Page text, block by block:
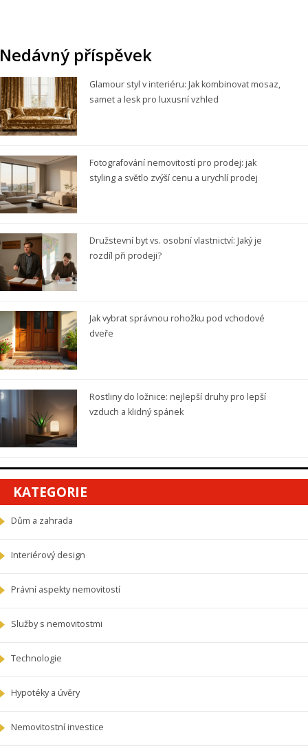
Nedávný příspěvek
Glamour styl v interiéru: Jak kombinovat mosaz,
samet a lesk pro luxusní vzhled
Fotografování nemovitostí pro prodej: jak
styling a světlo zvýší cenu a urychlí prodej
Družstevní byt vs. osobní vlastnictví: Jaký je
rozdíl při prodeji?
Jak vybrat správnou rohožku pod vchodové
dveře
Rostliny do ložnice: nejlepší druhy pro lepší
vzduch a klidný spánek
KATEGORIE
Dům a zahrada
Interiérový design
Právní aspekty nemovitostí
Služby s nemovitostmi
Technologie
Hypotéky a úvěry
Nemovitostní investice